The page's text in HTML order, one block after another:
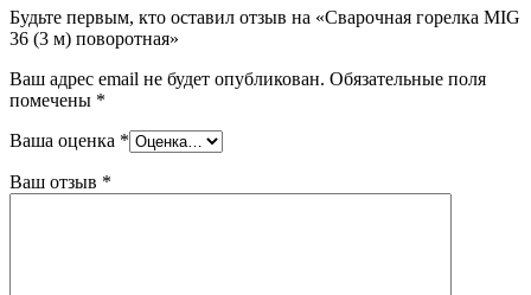
Будьте первым, кто оставил отзыв на «Сварочная горелка MIG
36 (3 м) поворотная»
Ваш адрес email не будет опубликован. Обязательные поля
помечены *
Ваша оценка *
Ваш отзыв *